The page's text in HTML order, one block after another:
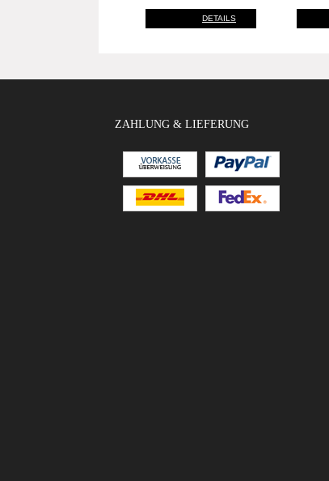
DETAILS
ZAHLUNG & LIEFERUNG